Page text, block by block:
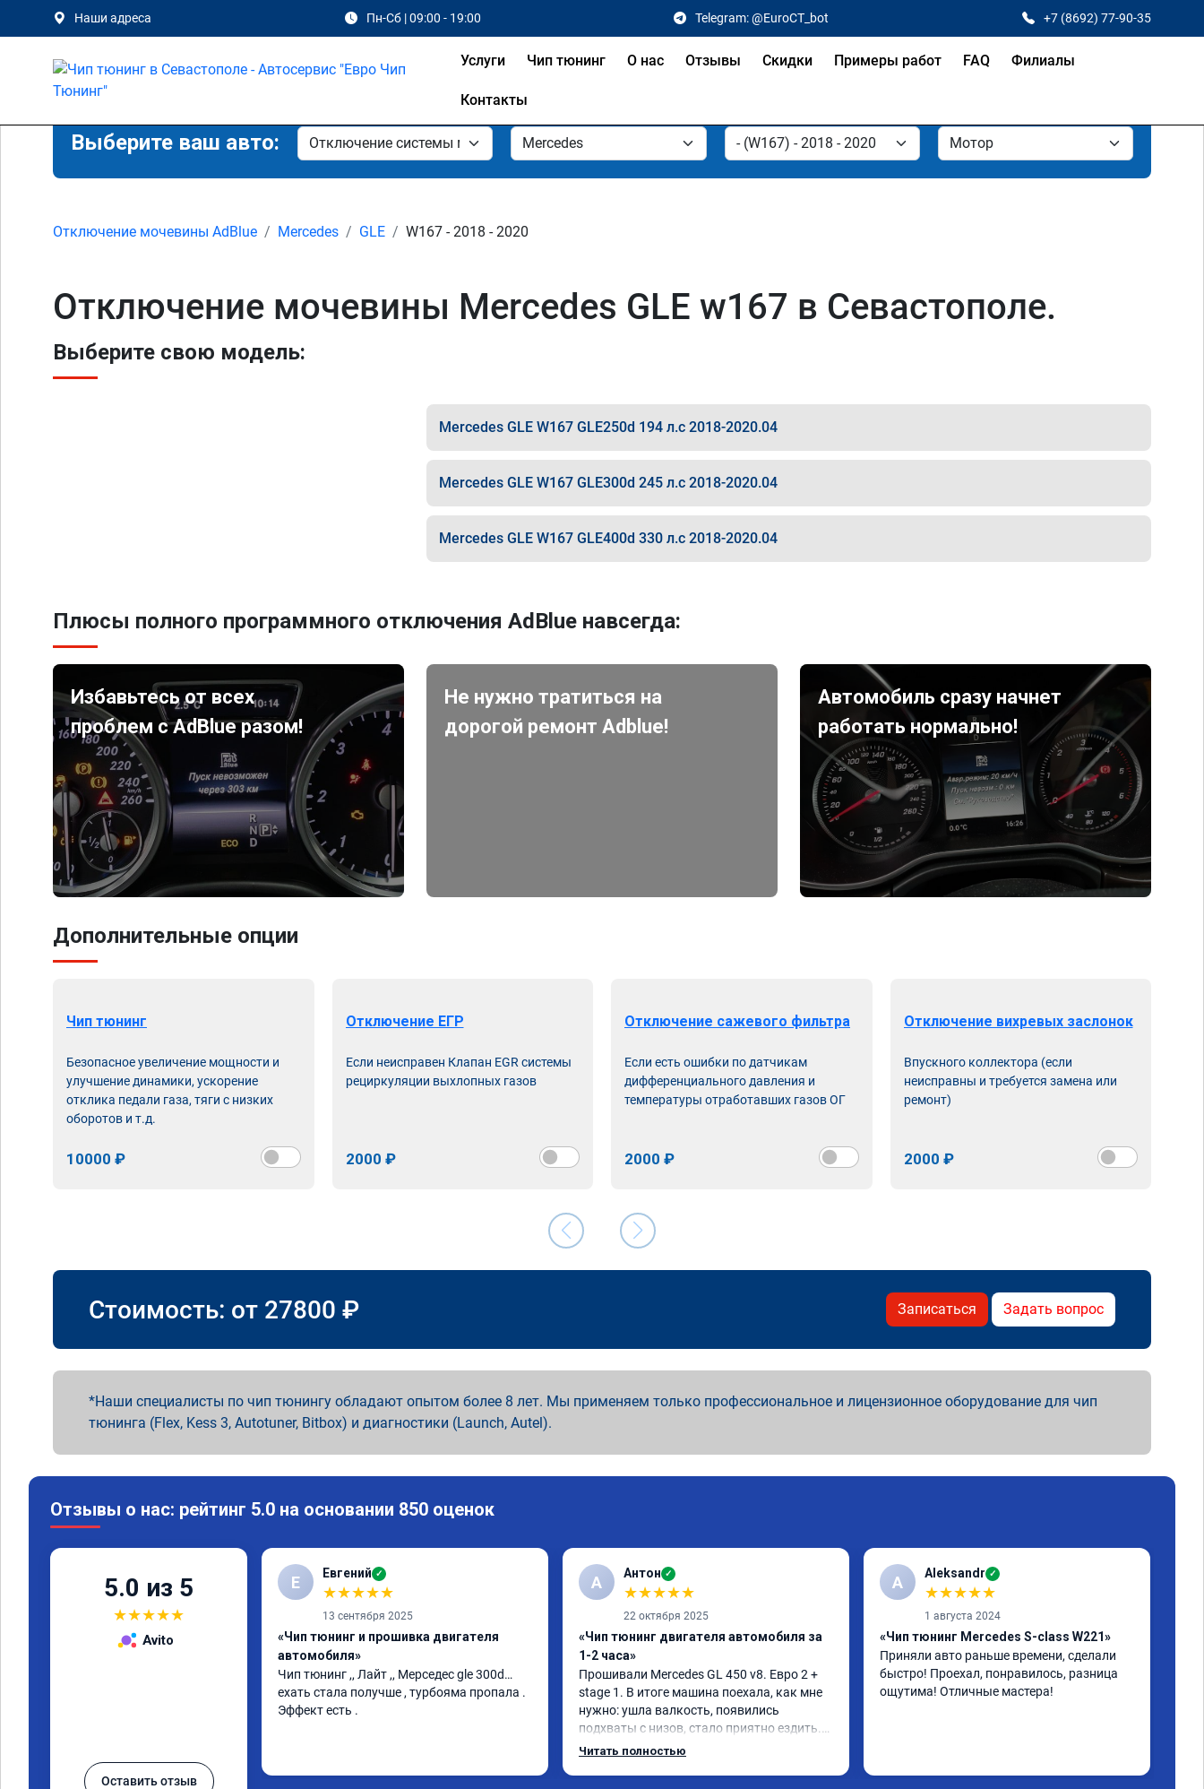
Наши адреса Пн-Сб | 09:00 - 19:00 Telegram: @EuroCT_bot +7 (8692) 77-90-35
Услуги Чип тюнинг О нас Отзывы Скидки Примеры работ FAQ Филиалы
Контакты
Выберите ваш авто:
Отключение мочевины AdBlue Mercedes GLE W167 - 2018 - 2020
Отключение мочевины Mercedes GLE w167 в Севастополе.
Выберите свою модель:
Mercedes GLE W167 GLE250d 194 л.с 2018-2020.04
Mercedes GLE W167 GLE300d 245 л.с 2018-2020.04
Mercedes GLE W167 GLE400d 330 л.с 2018-2020.04
Плюсы полного программного отключения AdBlue навсегда:
Избавьтесь от всех
проблем с AdBlue разом!
Не нужно тратиться на
дорогой ремонт Adblue!
Автомобиль сразу начнет
работать нормально!
Дополнительные опции
Чип тюнинг
Безопасное увеличение мощности и
улучшение динамики, ускорение
отклика педали газа, тяги с низких
оборотов и т.д.
10000 ₽
Отключение ЕГР
Если неисправен Клапан EGR системы
рециркуляции выхлопных газов
2000 ₽
Отключение сажевого фильтра
Если есть ошибки по датчикам
дифференциального давления и
температуры отработавших газов ОГ
2000 ₽
Отключение вихревых заслонок
Впускного коллектора (если
неисправны и требуется замена или
ремонт)
2000 ₽
Стоимость: от 27800 ₽ Записаться Задать вопрос
Наши специалисты по чип тюнингу обладают опытом более 8 лет. Мы применяем только профессиональное и лицензионное оборудование для чип
тюнинга (Flex, Kess 3, Autotuner, Bitbox) и диагностики (Launch, Autel).
Отзывы о нас: рейтинг 5.0 на основании 850 оценок
5.0 из 5
★★★★★
Avito
Оставить отзыв
Е Евгений ✓
★★★★★
13 сентября 2025
«Чип тюнинг и прошивка двигателя
автомобиля»
Чип тюнинг ,, Лайт ,, Мерседес gle 300d…
ехать стала получше , турбояма пропала .
Эффект есть .
А Антон ✓
★★★★★
22 октября 2025
«Чип тюнинг двигателя автомобиля за
1-2 часа»
Прошивали Mercedes GL 450 v8. Евро 2 +
stage 1. В итоге машина поехала, как мне
нужно: ушла валкость, появились
подхваты с низов, стало приятно ездить.
Одни из лучших трат, в авто! 🔥
Читать полностью
A Aleksandr ✓
★★★★★
1 августа 2024
«Чип тюнинг Mercedes S-class W221»
Приняли авто раньше времени, сделали
быстро! Проехал, понравилось, разница
ощутима! Отличные мастера!